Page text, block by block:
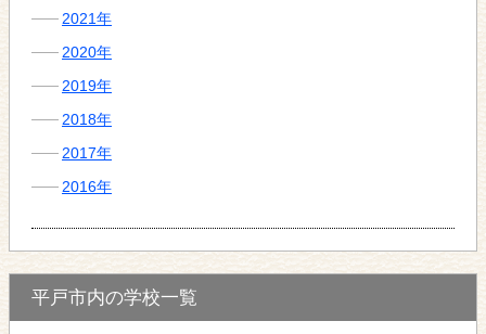
2021年
2020年
2019年
2018年
2017年
2016年
平戸市内の学校一覧